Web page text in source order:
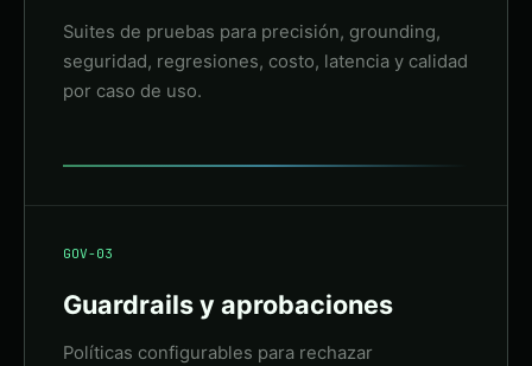
Suites de pruebas para precisión, grounding,
seguridad, regresiones, costo, latencia y calidad
por caso de uso.
GOV-03
Guardrails y aprobaciones
Políticas configurables para rechazar